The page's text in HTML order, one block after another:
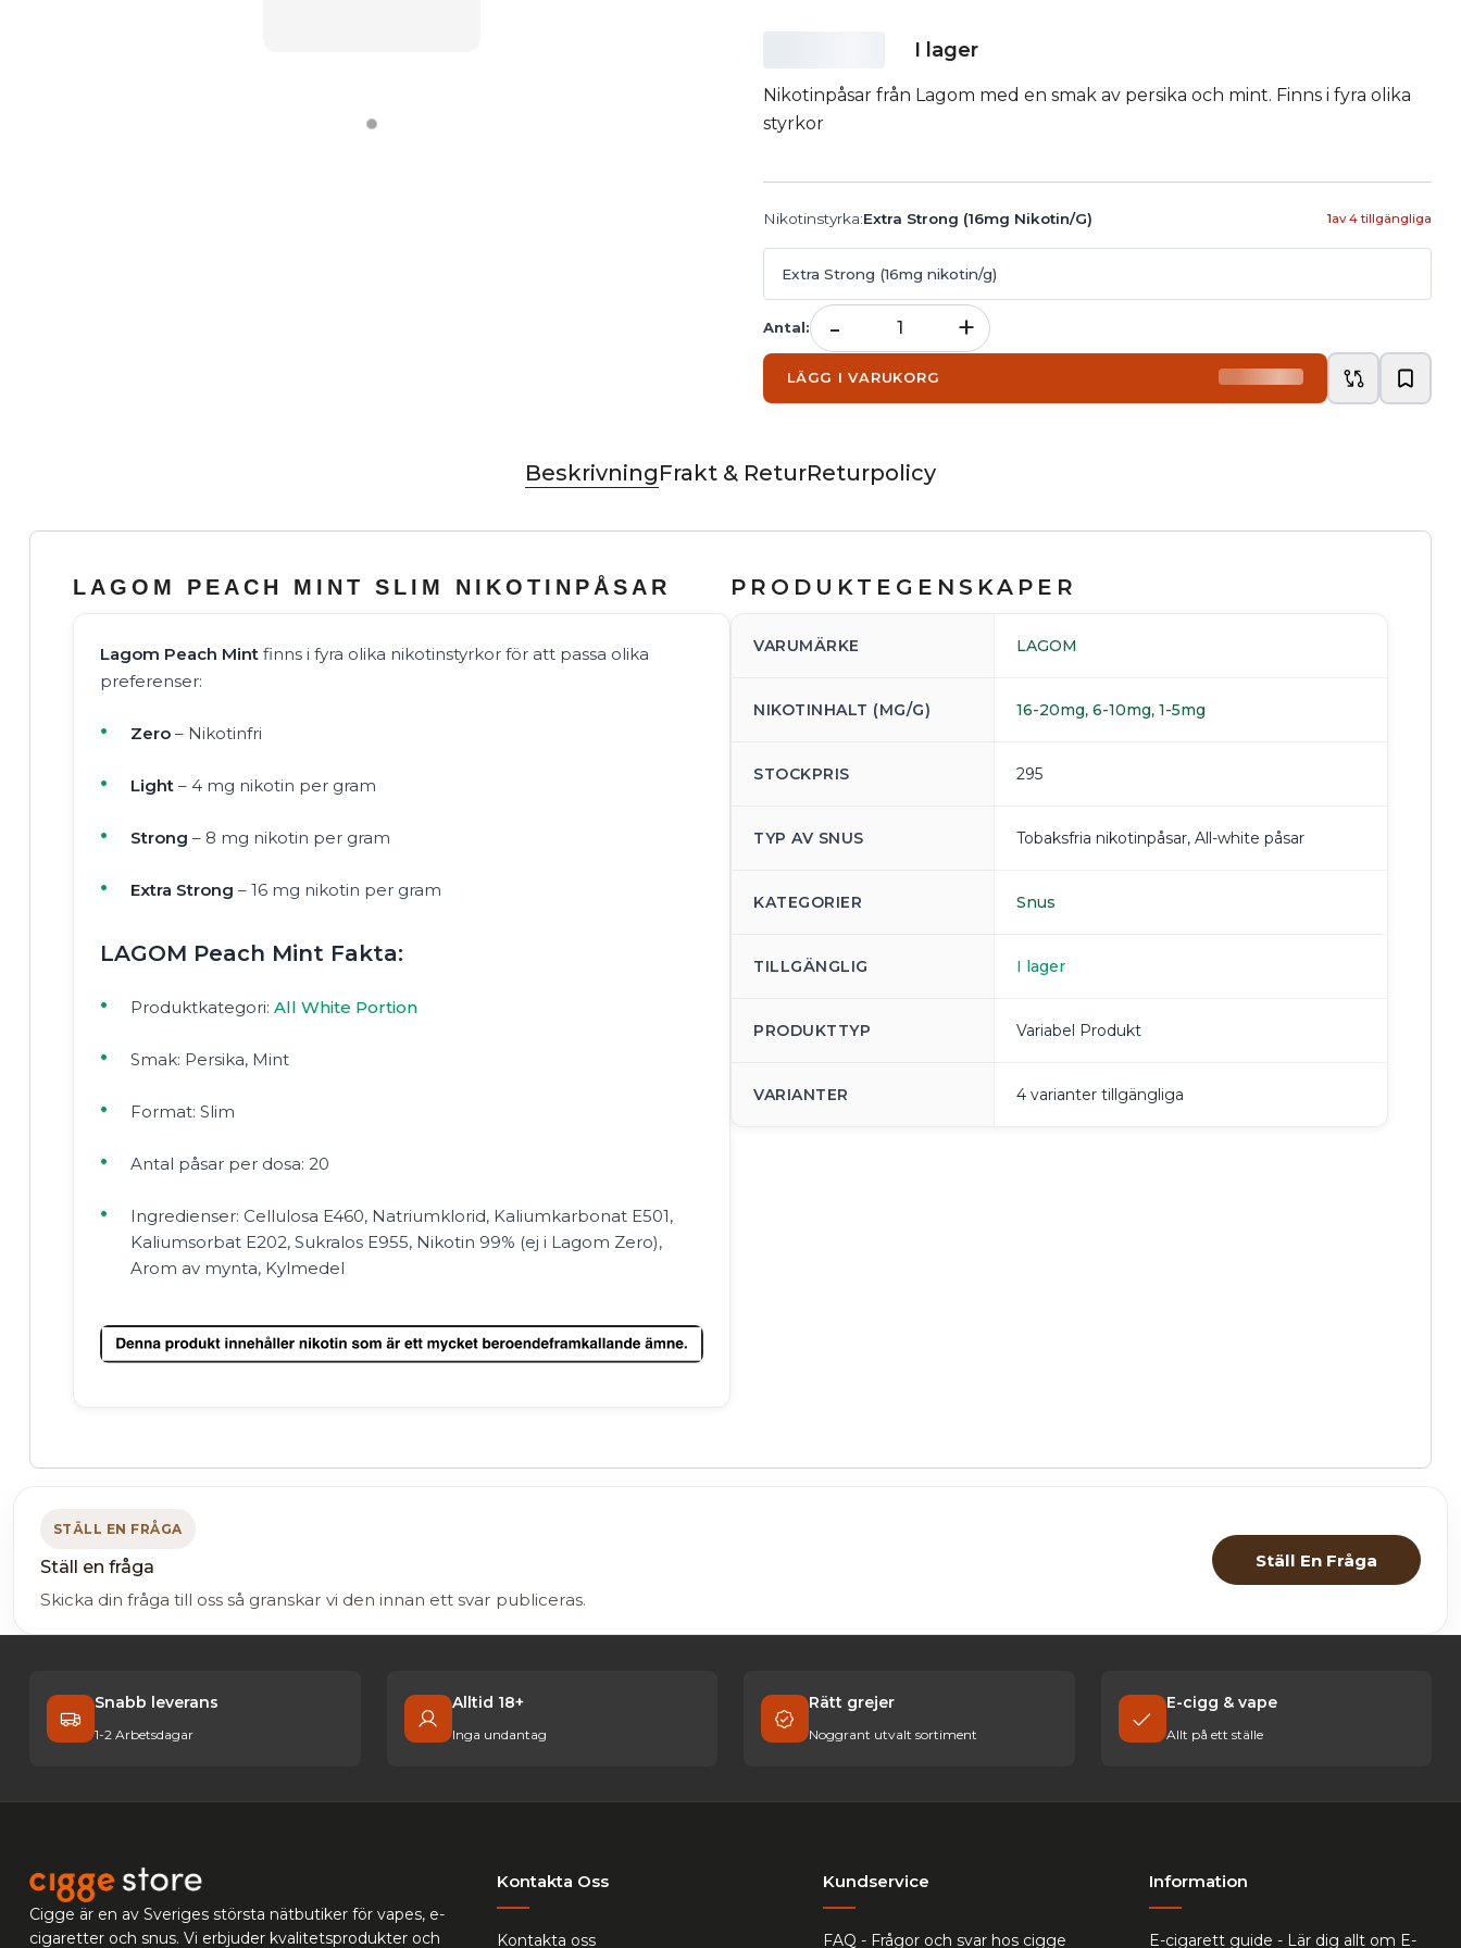
I lager
Nikotinpåsar från Lagom med en smak av persika och mint. Finns i fyra olika
styrkor
Nikotinstyrka:Extra Strong (16mg Nikotin/g) 1av 4 tillgängliga
Extra Strong (16mg nikotin/g)
Antal: - +
LÄGG I VARUKORG
BeskrivningFrakt & ReturReturpolicy
LAGOM PEACH MINT SLIM NIKOTINPÅSAR
Lagom Peach Mint finns i fyra olika nikotinstyrkor för att passa olika
preferenser:
Zero – Nikotinfri
Light – 4 mg nikotin per gram
Strong – 8 mg nikotin per gram
Extra Strong – 16 mg nikotin per gram
LAGOM Peach Mint Fakta:
Produktkategori: All White Portion
Smak: Persika, Mint
Format: Slim
Antal påsar per dosa: 20
Ingredienser: Cellulosa E460, Natriumklorid, Kaliumkarbonat E501,
Kaliumsorbat E202, Sukralos E955, Nikotin 99% (ej i Lagom Zero),
Arom av mynta, Kylmedel
PRODUKTEGENSKAPER
VARUMÄRKE LAGOM
NIKOTINHALT (MG/G) 16-20mg, 6-10mg, 1-5mg
STOCKPRIS 295
TYP AV SNUS Tobaksfria nikotinpåsar, All-white påsar
KATEGORIER Snus
TILLGÄNGLIG I lager
PRODUKTTYP Variabel Produkt
VARIANTER 4 varianter tillgängliga
STÄLL EN FRÅGA
Ställ en fråga
Skicka din fråga till oss så granskar vi den innan ett svar publiceras.
Ställ En Fråga
Snabb leverans
1-2 Arbetsdagar
Alltid 18+
Inga undantag
Rätt grejer
Noggrant utvalt sortiment
E-cigg & vape
Allt på ett ställe
Cigge är en av Sveriges största nätbutiker för vapes, e-
cigaretter och snus. Vi erbjuder kvalitetsprodukter och
Kontakta Oss
Kontakta oss
Kundservice
FAQ - Frågor och svar hos cigge
Information
E-cigarett guide - Lär dig allt om E-